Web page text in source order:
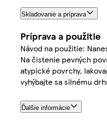
Skladovanie a príprava
Príprava a použitie
Návod na použitie:
Na čistenie pevných
atypické povrchy,
vyhýbajte sa silnému
Ďalšie informácie